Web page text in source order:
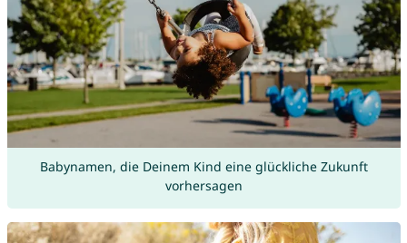
Babynamen, die Deinem Kind eine glückliche Zukunft
vorhersagen